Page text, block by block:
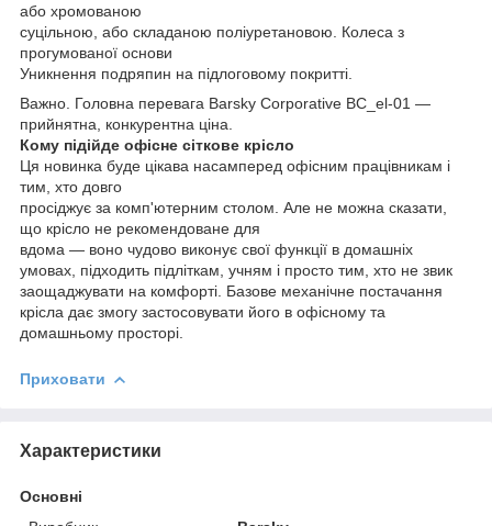
або хромованою
суцільною, або складаною поліуретановою. Колеса з
прогумованої основи
Уникнення подряпин на підлоговому покритті.
Важно. Головна перевага Barsky Corporative BC_el-01 —
прийнятна, конкурентна ціна.
Кому підійде офісне сіткове крісло
Ця новинка буде цікава насамперед офісним працівникам і
тим, хто довго
просіджує за комп'ютерним столом. Але не можна сказати,
що крісло не рекомендоване для
вдома — воно чудово виконує свої функції в домашніх
умовах, підходить підліткам, учням і просто тим, хто не звик
заощаджувати на комфорті. Базове механічне постачання
крісла дає змогу застосовувати його в офісному та
домашньому просторі.
Приховати
Характеристики
Основні